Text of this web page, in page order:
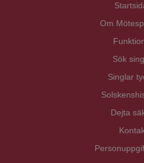
Om
Sök
Singlar
Dejta